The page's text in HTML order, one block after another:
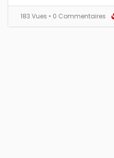
183 Vues • 0 Commentaires